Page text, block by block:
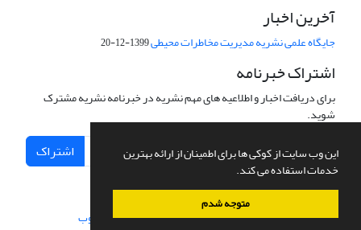
این وب سایت از کوکی ها برای اطمینان از ارائه بهترین
خدمات استفاده می کند.
متوجه شدم
آخرین اخبار
جایگاه علمی نشریه مدیریت مخاطرات محیطی1399-12-20
اشتراک خبرنامه
برای دریافت اخبار و اطلاعیه های مهم نشریه در خبرنامه نشریه مشترک
شوید.
اشتراک
سامانه مدیریت نشریات علمی.طراحی و پیاده سازی از سیناوب